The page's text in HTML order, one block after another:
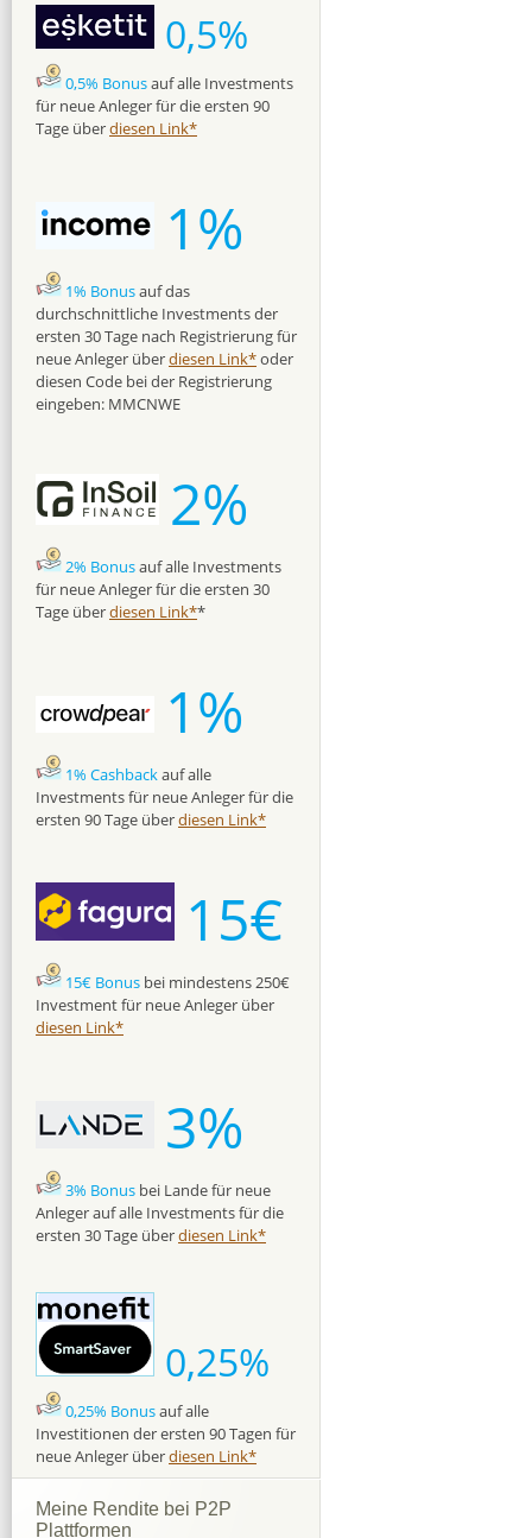
0,5%
0,5% Bonusauf alle Investments
für neue Anleger für die ersten 90
Tage überdiesen Link*
1%
1% Bonusauf das
durchschnittliche Investments der
ersten 30 Tage nach Registrierung für
neue Anleger überdiesen Link*oder
diesen Code bei der Registrierung
eingeben: MMCNWE
2%
2% Bonusauf alle Investments
für neue Anleger für die ersten 30
Tage überdiesen Link**
1%
1% Cashbackauf alle
Investments für neue Anleger für die
ersten 90 Tage überdiesen Link*
15€
15€ Bonus bei mindestens 250€
Investment für neue Anleger über
diesen Link*
3%
3% Bonus bei Lande für neue
Anleger auf alle Investments für die
ersten 30 Tage überdiesen Link*
0,25%
0,25% Bonusauf alle
Investitionen der ersten 90 Tagen für
neue Anleger überdiesen Link*
Meine Rendite bei P2P
Plattformen